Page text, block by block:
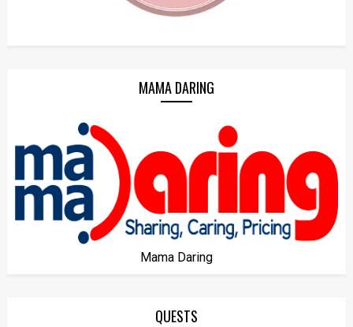
MAMA DARING
Mama Daring
QUESTS